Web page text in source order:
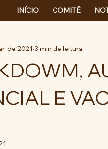
INÍCIO COMITÊ
E
de 2021 3 min de leitura